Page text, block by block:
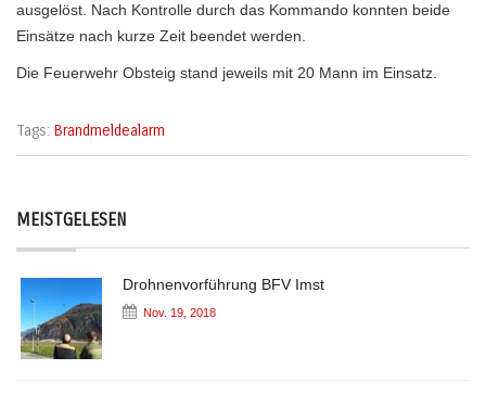
ausgelöst. Nach Kontrolle durch das Kommando konnten beide
Einsätze nach kurze Zeit beendet werden.
Die Feuerwehr Obsteig stand jeweils mit 20 Mann im Einsatz.
Tags: Brandmeldealarm
MEISTGELESEN
Drohnenvorführung BFV Imst
Nov. 19, 2018